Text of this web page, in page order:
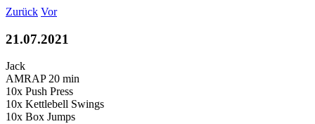
Zum
springen
Zurück Vor
21.07.2021
Jack
AMRAP 20 min
10x Push Press
10x Kettlebell Swings
10x Box Jumps